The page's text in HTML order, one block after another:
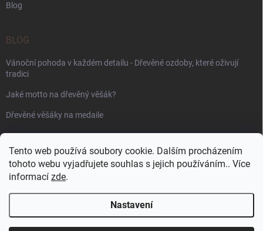
Tento web používá soubory cookie. Dalším procházením
tohoto webu vyjadřujete souhlas s jejich používáním.. Více
informací zde.
Nastavení
Blog
BLOG
Vánoční pohoda v každém detailu - Dřevěné ozdoby, které oživují
tradici
Jaké motto na dřevěný věšák?
Dřevěné věšáky na medaile
PŘIJÍMÁME ONLINE PLATBY